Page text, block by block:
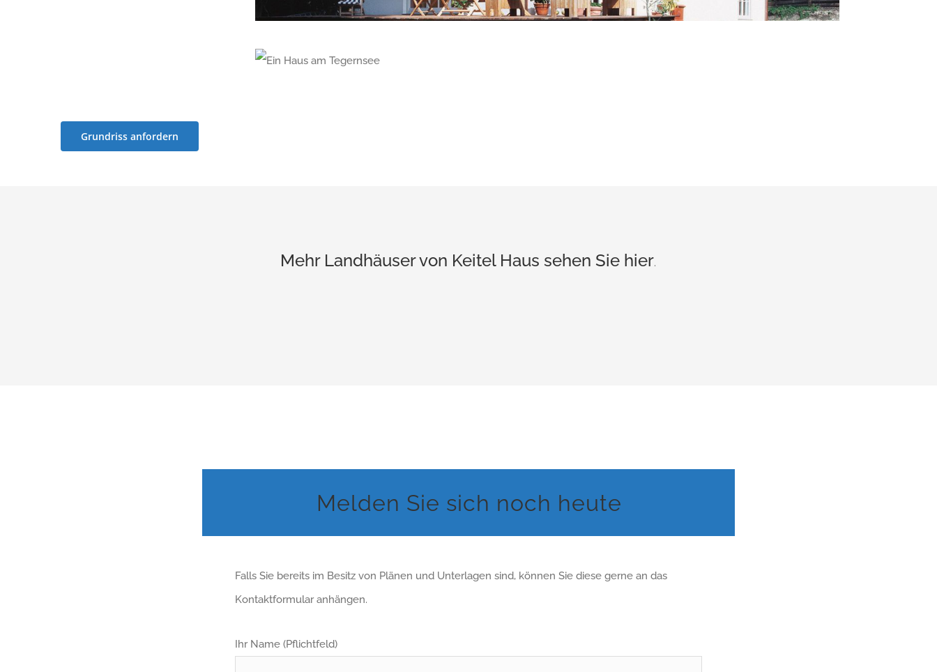
Grundriss anfordern
Mehr Landhäuser von Keitel Haus sehen Sie hier.
Melden Sie sich noch heute
Falls Sie bereits im Besitz von Plänen und Unterlagen sind, können Sie diese gerne an das
Kontaktformular anhängen.
Ihr Name (Pflichtfeld)